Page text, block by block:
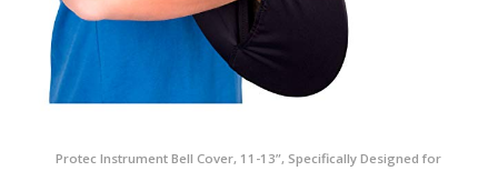
Protec Instrument Bell Cover, 11-13”, Specifically Designed for